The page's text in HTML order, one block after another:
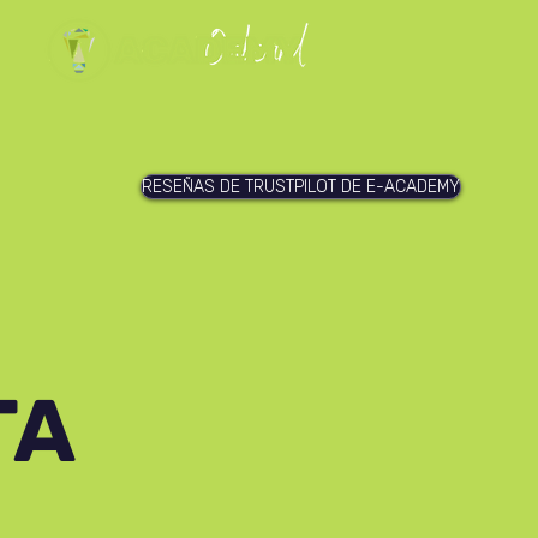
RESEÑAS DE TRUSTPILOT DE E-ACADEMY